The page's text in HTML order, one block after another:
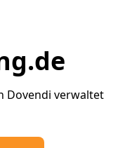
Dovendi verwaltet